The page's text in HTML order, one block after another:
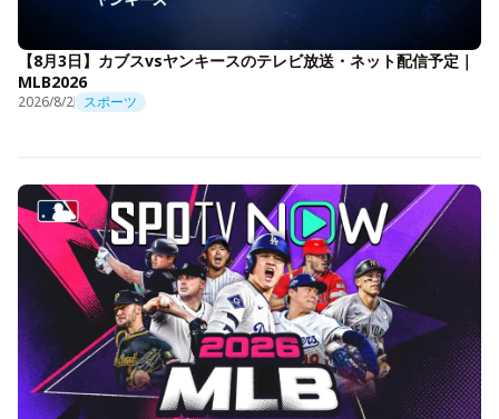
【8月3日】カブスvsヤンキースのテレビ放送・ネット配信予定｜
MLB2026
2026/8/2 スポーツ